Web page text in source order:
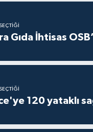
Gıda İhtisas
120 yataklı